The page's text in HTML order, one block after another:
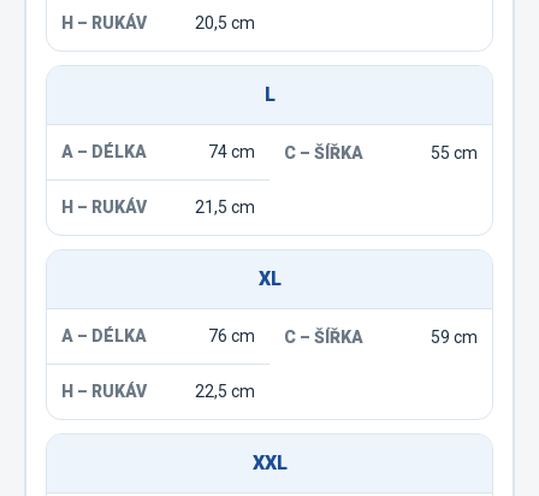
20,5 cm
L
74 cm 55 cm
21,5 cm
XL
76 cm 59 cm
22,5 cm
XXL